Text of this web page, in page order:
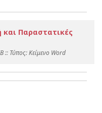
και Παραστατικές
:: Τύπος: Kείμενο Word